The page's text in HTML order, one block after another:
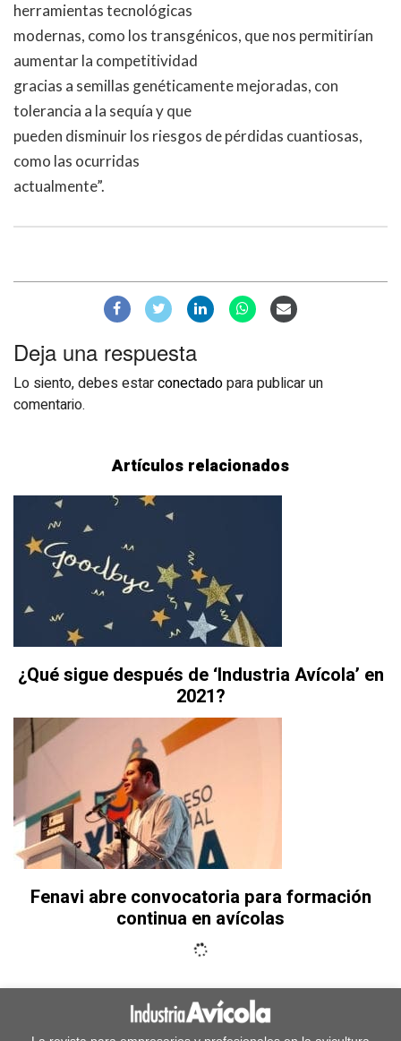
herramientas tecnológicas
modernas, como los transgénicos, que nos permitirían
aumentar la competitividad
gracias a semillas genéticamente mejoradas, con
tolerancia a la sequía y que
pueden disminuir los riesgos de pérdidas cuantiosas,
como las ocurridas
actualmente”.
Deja una respuesta
Lo siento, debes estarconectadopara publicar un
comentario.
Artículos relacionados
¿Qué sigue después de ‘Industria Avícola’ en
2021?
Fenavi abre convocatoria para formación
continua en avícolas